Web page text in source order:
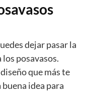
dejar pasar la
posavasos.
que más te
idea para